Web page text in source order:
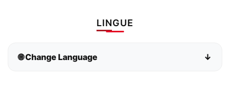
LINGUE
🌐 Change Language ↓